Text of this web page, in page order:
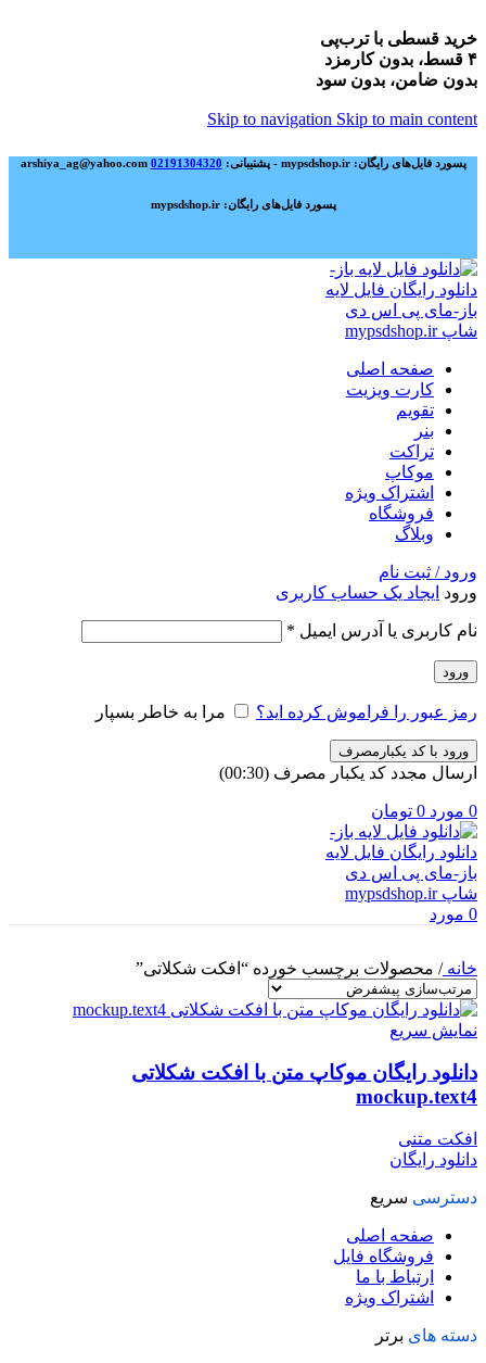
خرید قسطی با ترب‌پی
۴ قسط، بدون کارمزد
بدون ضامن، بدون سود
Skip to navigation Skip to main content
پسورد فایل‌های رایگان: mypsdshop.ir - پشتیبانی: arshiya_ag@yahoo.com 02191304320
پسورد فایل‌های رایگان: mypsdshop.ir
صفحه اصلی
کارت ویزیت
تقویم
بنر
تراکت
موکاپ
اشتراک ویژه
فروشگاه
وبلاگ
ورود / ثبت نام
ورود ایجاد یک حساب کاربری
نام کاربری یا آدرس ایمیل *
ورود
رمز عبور را فراموش کرده اید؟ مرا به خاطر بسپار
ورود با کد یکبارمصرف
ارسال مجدد کد یکبار مصرف (00:
30
)
0 مورد 0 تومان
0 مورد
خانه/ محصولات برچسب خورده “افکت شکلاتی”
نمایش سریع
دانلود رایگان موکاپ متن با افکت شکلاتی
mockup.text4
افکت متنی
دانلود رایگان
دسترسی سریع
صفحه اصلی
فروشگاه فایل
ارتباط با ما
اشتراک ویژه
دسته های برتر